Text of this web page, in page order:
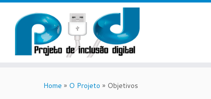
Home » O Projeto » Objetivos